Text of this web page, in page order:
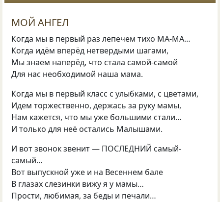
МОЙ АНГЕЛ
Когда мы в первый раз лепечем тихо МА-МА…
Когда идём вперёд нетвердыми шагами,
Мы знаем наперёд, что стала самой-самой
Для нас необходимой наша мама.
Когда мы в первый класс с улыбками, с цветами,
Идем торжественно, держась за руку мамы,
Нам кажется, что мы уже большими стали…
И только для неё остались Малышами.
И вот звонок звенит — ПОСЛЕДНИЙ самый-
самый…
Вот выпускной уже и на Весеннем бале
В глазах слезинки вижу я у мамы…
Прости, любимая, за беды и печали…